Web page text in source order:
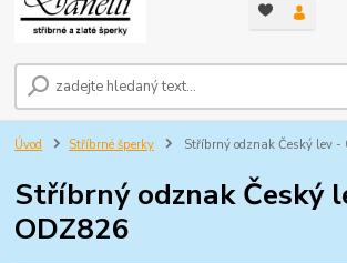
Úvod Stříbrné šperky Stříbrný odznak Český lev -
Stříbrný odznak Český
ODZ826